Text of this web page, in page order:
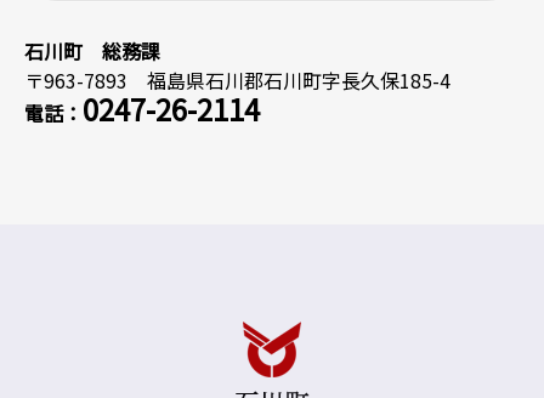
石川町 総務課
〒963-7893 福島県石川郡石川町字長久保185-4
電話： 0247-26-2114